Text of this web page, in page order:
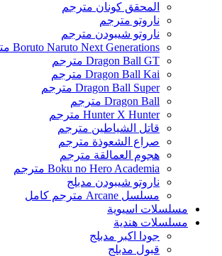
المحقق كونان مترجم
ناروتو مترجم
ناروتو شيبودن مترجم
Boruto Naruto Next Generations مترجم
Dragon Ball GT مترجم
Dragon Ball Kai مترجم
Dragon Ball Super مترجم
Dragon Ball مترجم
Hunter X Hunter مترجم
قاتل الشياطين مترجم
صراع الشعوذة مترجم
هجوم العمالقة مترجم
Boku no Hero Academia مترجم
ناروتو شيبودن مدبلج
مسلسل Arcane مترجم كامل
مسلسلات اسيوية
مسلسلات هندية
جودا اكبر مدبلج
قبول مدبلج